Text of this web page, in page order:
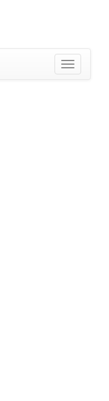
Toggle
navigation